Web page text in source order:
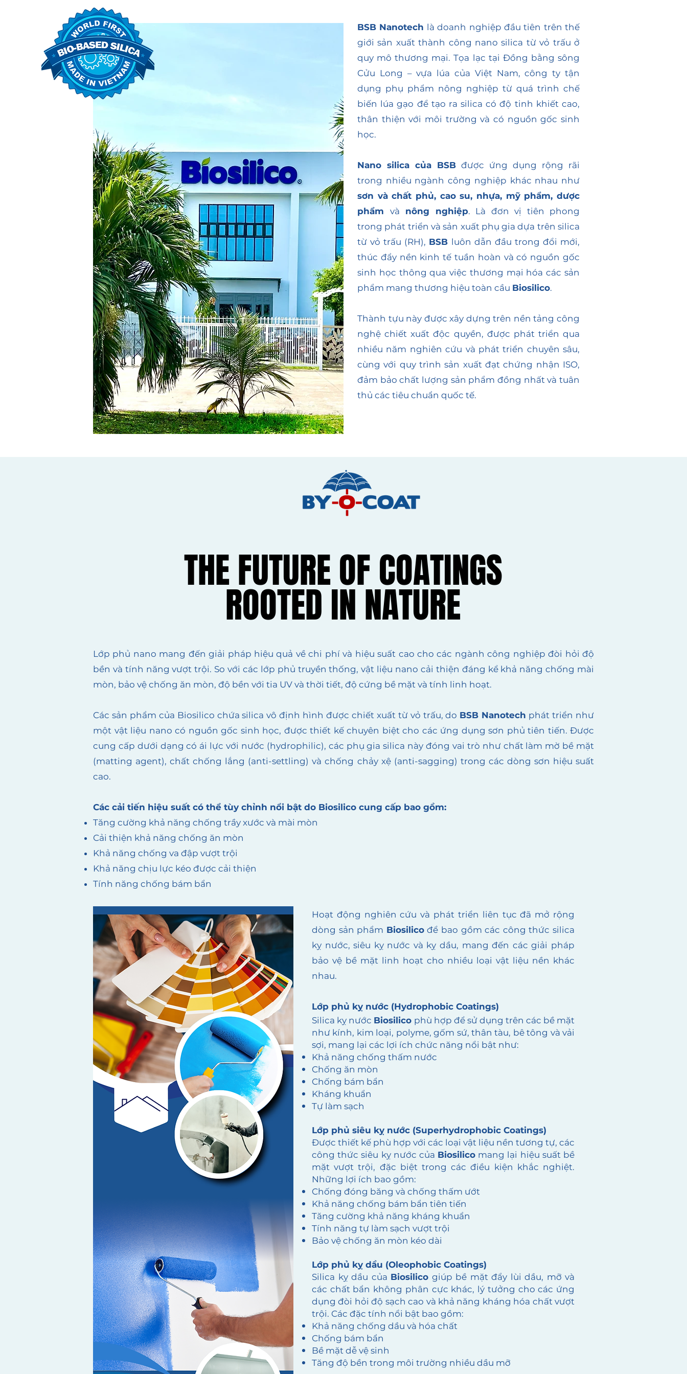
BSB Nanotech là doanh nghiệp đầu tiên trên thế
giới sản xuất thành công nano silica từ vỏ trấu ở
quy mô thương mại. Tọa lạc tại Đồng bằng sông
Cửu Long – vựa lúa của Việt Nam, công ty tận
dụng phụ phẩm nông nghiệp từ quá trình chế
biến lúa gạo để tạo ra silica có độ tinh khiết cao,
thân thiện với môi trường và có nguồn gốc sinh
học.
Nano silica của BSB được ứng dụng rộng rãi
trong nhiều ngành công nghiệp khác nhau như
sơn và chất phủ, cao su, nhựa, mỹ phẩm, dược
phẩm và nông nghiệp. Là đơn vị tiên phong
trong phát triển và sản xuất phụ gia dựa trên silica
từ vỏ trấu (RH), BSB luôn dẫn đầu trong đổi mới,
thúc đẩy nền kinh tế tuần hoàn và có nguồn gốc
sinh học thông qua việc thương mại hóa các sản
phẩm mang thương hiệu toàn cầu Biosilico.
Thành tựu này được xây dựng trên nền tảng công
nghệ chiết xuất độc quyền, được phát triển qua
nhiều năm nghiên cứu và phát triển chuyên sâu,
cùng với quy trình sản xuất đạt chứng nhận ISO,
đảm bảo chất lượng sản phẩm đồng nhất và tuân
thủ các tiêu chuẩn quốc tế.
THE FUTURE OF COATINGS
ROOTED IN NATURE
THE FUTURE OF COATINGS
ROOTED IN NATURE
Lớp phủ nano mang đến giải pháp hiệu quả về chi phí và hiệu suất cao cho các ngành công nghiệp đòi hỏi độ
bền và tính năng vượt trội. So với các lớp phủ truyền thống, vật liệu nano cải thiện đáng kể khả năng chống mài
mòn, bảo vệ chống ăn mòn, độ bền với tia UV và thời tiết, độ cứng bề mặt và tính linh hoạt.
Các sản phẩm của Biosilico chứa silica vô định hình được chiết xuất từ vỏ trấu, do BSB Nanotech phát triển như
một vật liệu nano có nguồn gốc sinh học, được thiết kế chuyên biệt cho các ứng dụng sơn phủ tiên tiến. Được
cung cấp dưới dạng có ái lực với nước (hydrophilic), các phụ gia silica này đóng vai trò như chất làm mờ bề mặt
(matting agent), chất chống lắng (anti-settling) và chống chảy xệ (anti-sagging) trong các dòng sơn hiệu suất
cao.
Các cải tiến hiệu suất có thể tùy chỉnh nổi bật do Biosilico cung cấp bao gồm:
Tăng cường khả năng chống trầy xước và mài mòn
Cải thiện khả năng chống ăn mòn
Khả năng chống va đập vượt trội
Khả năng chịu lực kéo được cải thiện
Tính năng chống bám bẩn
Hoạt động nghiên cứu và phát triển liên tục đã mở rộng
dòng sản phẩm Biosilicođể bao gồm các công thức silica
kỵ nước, siêu kỵ nước và kỵ dầu, mang đến các giải pháp
bảo vệ bề mặt linh hoạt cho nhiều loại vật liệu nền khác
nhau.
Lớp phủ kỵ nước (Hydrophobic Coatings)
Silica kỵ nước Biosilico phù hợp để sử dụng trên các bề mặt
như kính, kim loại, polyme, gốm sứ, thân tàu, bê tông và vải
sợi, mang lại các lợi ích chức năng nổi bật như:
Khả năng chống thấm nước
Chống ăn mòn
Chống bám bẩn
Kháng khuẩn
Tự làm sạch
Lớp phủ siêu kỵ nước (Superhydrophobic Coatings)
Được thiết kế phù hợp với các loại vật liệu nền tương tự, các
công thức siêu kỵ nước của Biosilico mang lại hiệu suất bề
mặt vượt trội, đặc biệt trong các điều kiện khắc nghiệt.
Những lợi ích bao gồm:
Chống đóng băng và chống thấm ướt
Khả năng chống bám bẩn tiên tiến
Tăng cường khả năng kháng khuẩn
Tính năng tự làm sạch vượt trội
Bảo vệ chống ăn mòn kéo dài
Lớp phủ kỵ dầu (Oleophobic Coatings)
Silica kỵ dầu của Biosilico giúp bề mặt đẩy lùi dầu, mỡ và
các chất bẩn không phân cực khác, lý tưởng cho các ứng
dụng đòi hỏi độ sạch cao và khả năng kháng hóa chất vượt
trội. Các đặc tính nổi bật bao gồm:
Khả năng chống dầu và hóa chất
Chống bám bẩn
Bề mặt dễ vệ sinh
Tăng độ bền trong môi trường nhiều dầu mỡ